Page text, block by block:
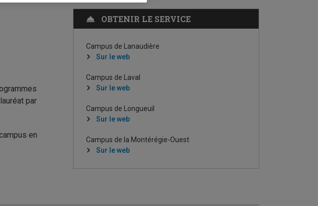
par
en
OBTENIR LE SERVICE
Campus de Lanaudière
Sur le web
Campus de Laval
Sur le web
Campus de Longueuil
Sur le web
Campus de la Montérégie-Ouest
Sur le web